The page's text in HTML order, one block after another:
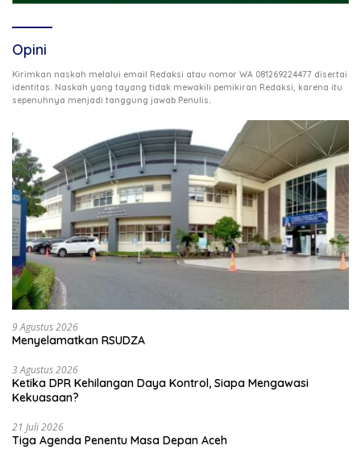
Opini
Kirimkan naskah melalui email Redaksi atau nomor WA 081269224477 disertai
identitas. Naskah yang tayang tidak mewakili pemikiran Redaksi, karena itu
sepenuhnya menjadi tanggung jawab Penulis
9 Agustus 2026
Menyelamatkan RSUDZA
3 Agustus 2026
Ketika DPR Kehilangan Daya Kontrol, Siapa Mengawasi
Kekuasaan?
21 Juli 2026
Tiga Agenda Penentu Masa Depan Aceh